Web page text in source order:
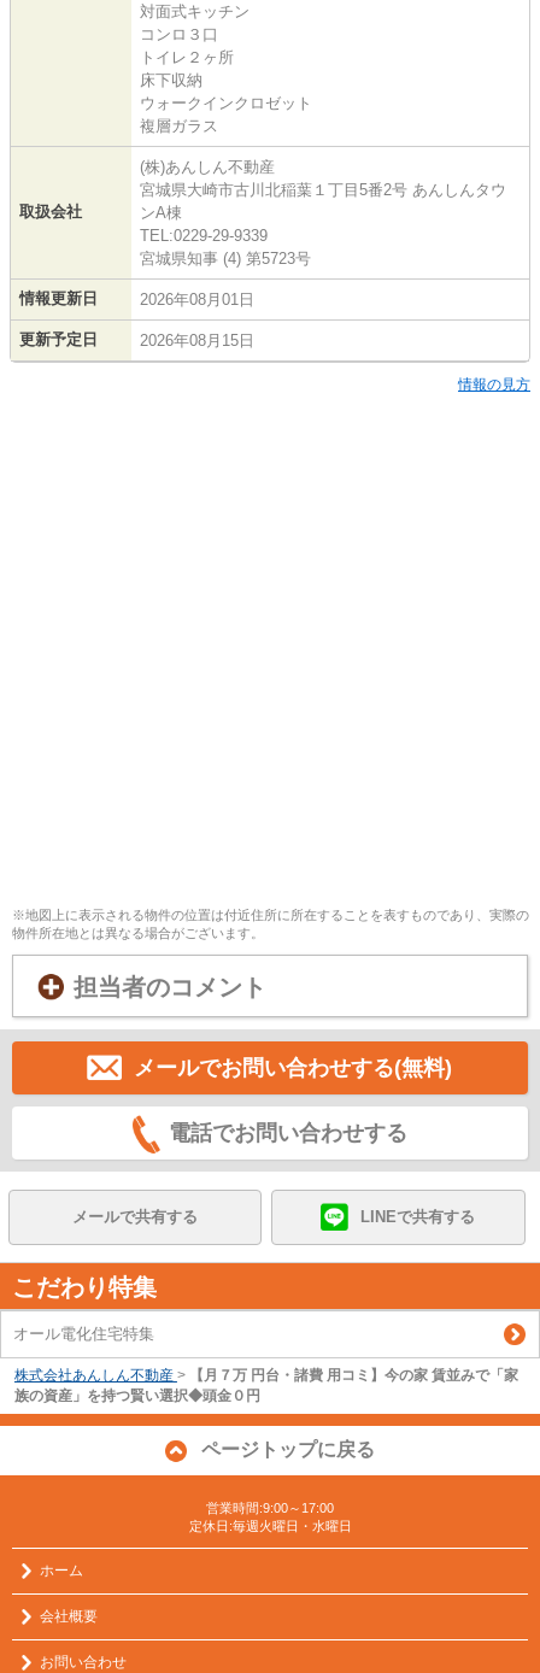
対面式キッチン
コンロ３口
トイレ２ヶ所
床下収納
ウォークインクロゼット
複層ガラス
取扱会社
(株)あんしん不動産
宮城県大崎市古川北稲葉１丁目5番2号 あんしんタウ
ンA棟
TEL:0229-29-9339
宮城県知事 (4) 第5723号
情報更新日 2026年08月01日
更新予定日 2026年08月15日
情報の見方
※地図上に表示される物件の位置は付近住所に所在することを表すものであり、実際の
物件所在地とは異なる場合がございます。
担当者のコメント
メールでお問い合わせする(無料)
電話でお問い合わせする
メールで共有する LINEで共有する
こだわり特集
オール電化住宅特集
株式会社あんしん不動産 >
【月７万 円台・諸費 用コミ】今の家 賃並みで「家
族の資産」を持つ賢い選択◆頭金０円
ページトップに戻る
営業時間:9:00～17:00
定休日:毎週火曜日・水曜日
ホーム
会社概要
お問い合わせ